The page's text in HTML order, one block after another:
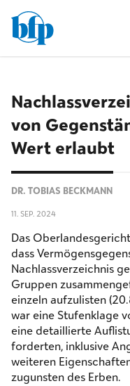
von
Wert erlaubt
DR. TOBIAS BECKMANN
11. SEP. 2024
Das
dass
Nachlassverzeichnis
Gruppen
einzeln aufzulisten
war eine Stufenklage
eine detaillierte
forderten, inklusive
weiteren
zugunsten des Erben.